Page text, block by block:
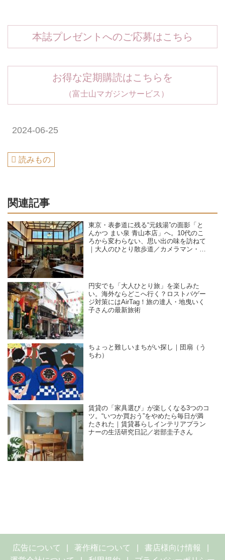
本誌プレゼントへのご応募はこちら
お得な定期購読はこちらを
（富士山マガジンサービス）
2024-06-25
読みもの
関連記事
東京・表参道に残る“元銭湯”の面影「と
んかつ まい泉 青山本店」へ。10代のこ
ろから変わらない、思い出の味を訪ねて
｜大人のひとり散歩道／カメラマン・石
円安でも「大人ひとり旅」を楽しみた
い。海外ならどこへ行く？ロストバゲー
ジ対策にはAirTag！旅の達人・地曳いく
子さんの最新旅術
ちょっと難しいまちがい探し｜団扇（う
ちわ）
賃貸の「家具選び」が楽しくなる3つのコ
ツ。“いつか買おう”をやめたら毎日が満
たされた｜賃貸暮らしインテリアプラン
ナーの生活研究日記／岩部圭子さん
広告について 著作権について
書店様向け情報